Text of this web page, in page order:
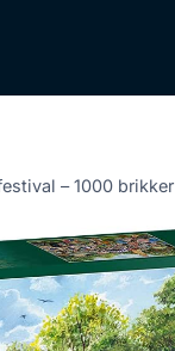
– 1000 brikker